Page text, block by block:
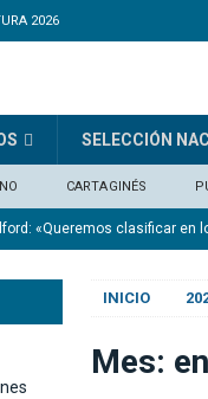
2026
SELECCIÓN
CARTAGINÉS
«Queremos clasificar en
Sub20 clasificó al Mundial
jugará en Madrid contra
INICIO
Mes: